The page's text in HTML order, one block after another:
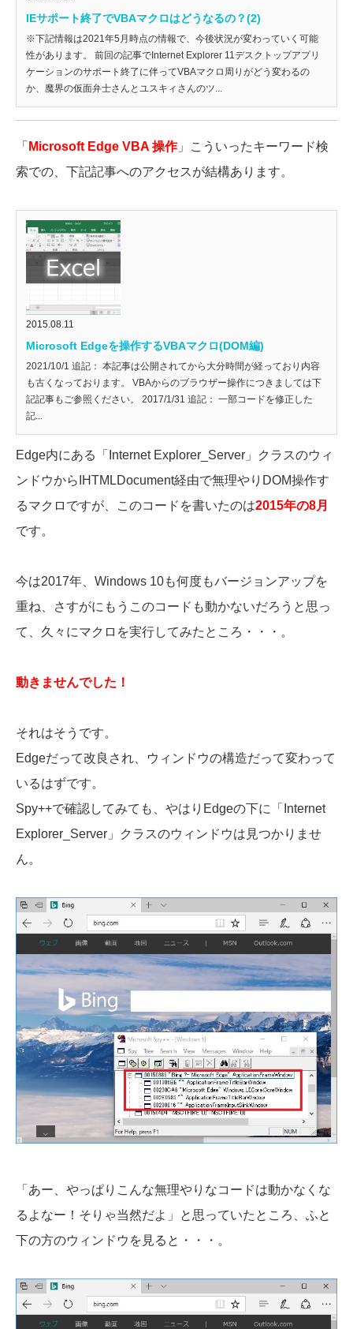
IEサポート終了でVBAマクロはどうなるの？(2)
※下記情報は2021年5月時点の情報で、今後状況が変わっていく可能
性があります。 前回の記事でInternet Explorer 11デスクトップアプリ
ケーションのサポート終了に伴ってVBAマクロ周りがどう変わるの
か、魔界の仮面弁士さんとユスキィさんのツ...
「 Microsoft Edge VBA 操作」こういったキーワード検
索での、下記記事へのアクセスが結構あります。
2015.08.11
Microsoft Edgeを操作するVBAマクロ(DOM編)
2021/10/1 追記： 本記事は公開されてから大分時間が経っており内容
も古くなっております。 VBAからのブラウザー操作につきましては下
記記事もご参照ください。 2017/1/31 追記： 一部コードを修正した
記...
Edge内にある「Internet Explorer_Server」クラスのウィ
ンドウからIHTMLDocument経由で無理やりDOM操作す
るマクロですが、このコードを書いたのは2015年の8月
です。
今は2017年、Windows 10も何度もバージョンアップを
重ね、さすがにもうこのコードも動かないだろうと思っ
て、久々にマクロを実行してみたところ・・・。
動きませんでした！
それはそうです。
Edgeだって改良され、ウィンドウの構造だって変わって
いるはずです。
Spy++で確認してみても、やはりEdgeの下に「Internet
Explorer_Server」クラスのウィンドウは見つかりませ
ん。
「あー、やっぱりこんな無理やりなコードは動かなくな
るよなー！そりゃ当然だよ」と思っていたところ、ふと
下の方のウィンドウを見ると・・・。